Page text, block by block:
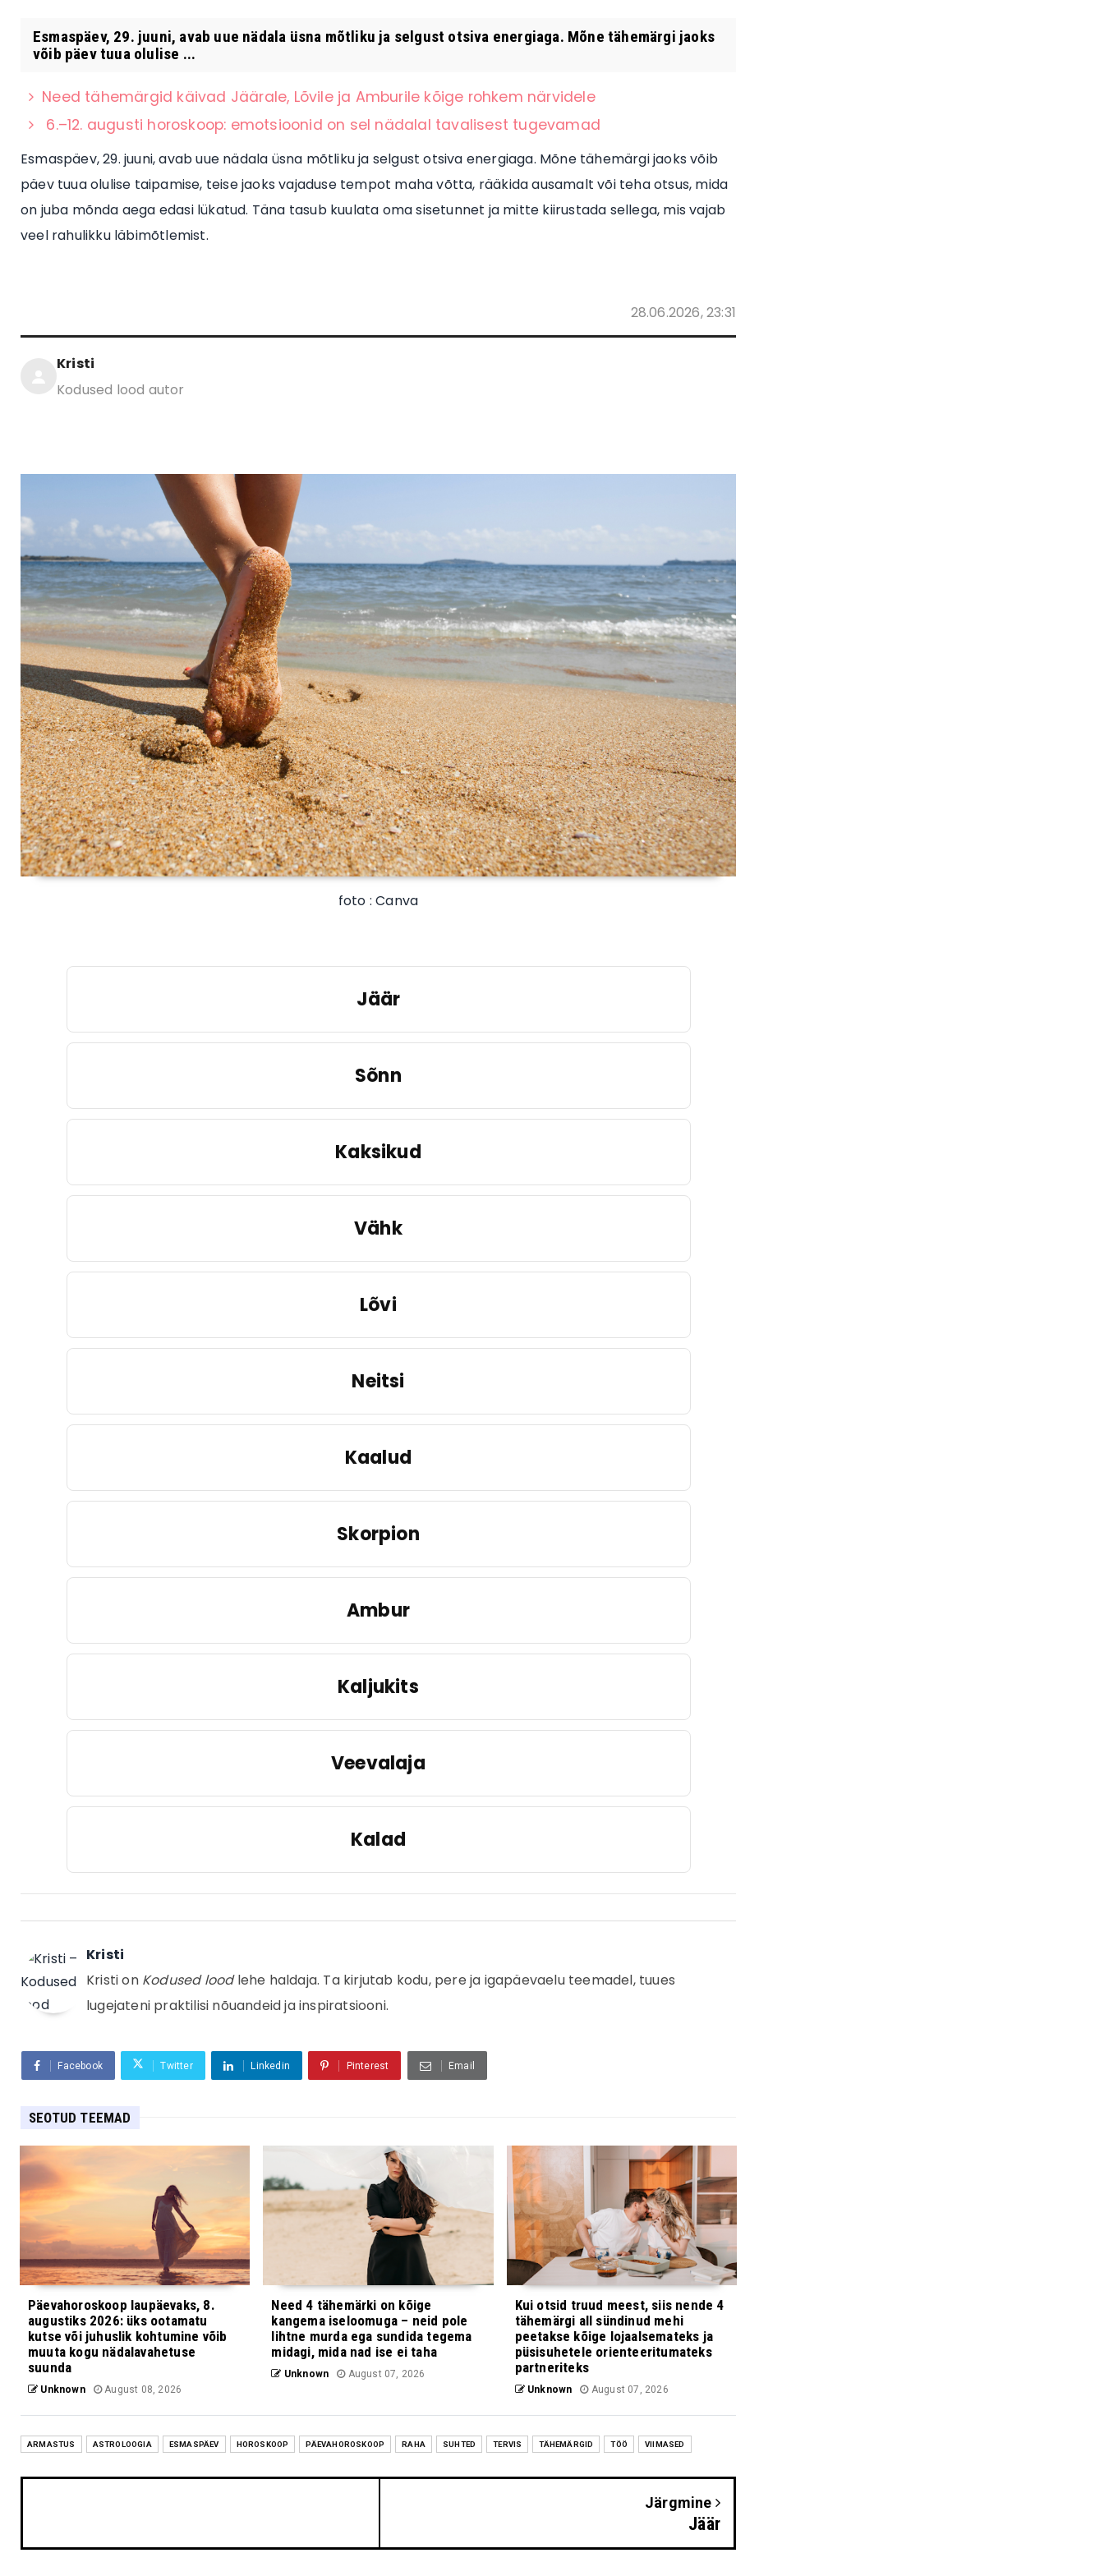
Esmaspäev, 29. juuni, avab uue nädala üsna mõtliku ja selgust otsiva energiaga. Mõne tähemärgi jaoks
võib päev tuua olulise ...
Need tähemärgid käivad Jäärale, Lõvile ja Amburile kõige rohkem närvidele
6.–12. augusti horoskoop: emotsioonid on sel nädalal tavalisest tugevamad
Esmaspäev, 29. juuni, avab uue nädala üsna mõtliku ja selgust otsiva energiaga. Mõne tähemärgi jaoks võib
päev tuua olulise taipamise, teise jaoks vajaduse tempot maha võtta, rääkida ausamalt või teha otsus, mida
on juba mõnda aega edasi lükatud. Täna tasub kuulata oma sisetunnet ja mitte kiirustada sellega, mis vajab
veel rahulikku läbimõtlemist.
28.06.2026, 23:31
Kristi
Kodused lood autor
foto : Canva
Jäär
Sõnn
Kaksikud
Vähk
Lõvi
Neitsi
Kaalud
Skorpion
Ambur
Kaljukits
Veevalaja
Kalad
Kristi
Kristi on Kodused loodlehe haldaja. Ta kirjutab kodu, pere ja igapäevaelu teemadel, tuues
lugejateni praktilisi nõuandeid ja inspiratsiooni.
Facebook Twitter Linkedin Pinterest Email
SEOTUD TEEMAD
Päevahoroskoop laupäevaks, 8.
augustiks 2026: üks ootamatu
kutse või juhuslik kohtumine võib
muuta kogu nädalavahetuse
suunda
Unknown August 08, 2026
Need 4 tähemärki on kõige
kangema iseloomuga – neid pole
lihtne murda ega sundida tegema
midagi, mida nad ise ei taha
Unknown August 07, 2026
Kui otsid truud meest, siis nende 4
tähemärgi all sündinud mehi
peetakse kõige lojaalsemateks ja
püsisuhetele orienteeritumateks
partneriteks
Unknown August 07, 2026
ARMASTUS ASTROLOOGIA ESMASPÄEV HOROSKOOP PÄEVAHOROSKOOP RAHA SUHTED TERVIS TÄHEMÄRGID TÖÖ VIIMASED
Järgmine
Jäär